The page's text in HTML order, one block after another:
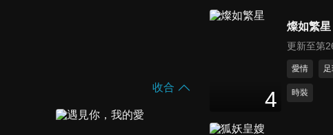
收合 4
燦如繁星
更新至第
愛情
時裝